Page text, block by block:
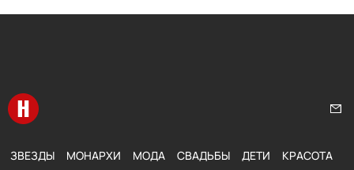
Перейти на главную
ЗВЕЗДЫ МОНАРХИ МОДА СВАДЬБЫ ДЕТИ КРАСОТА